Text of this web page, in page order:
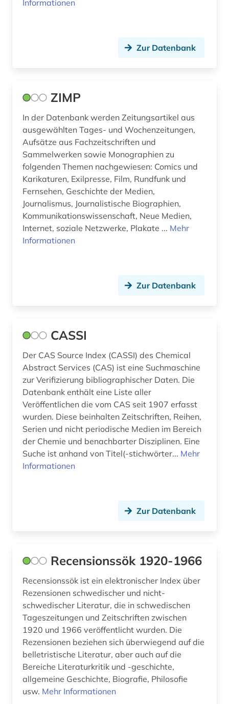
Informationen
Zur Datenbank
ZIMP
In der Datenbank werden Zeitungsartikel aus
ausgewählten Tages- und Wochenzeitungen,
Aufsätze aus Fachzeitschriften und
Sammelwerken sowie Monographien zu
folgenden Themen nachgewiesen: Comics und
Karikaturen, Exilpresse, Film, Rundfunk und
Fernsehen, Geschichte der Medien,
Journalismus, Journalistische Biographien,
Kommunikationswissenschaft, Neue Medien,
Internet, soziale Netzwerke, Plakate ... Mehr
Informationen
Zur Datenbank
CASSI
Der CAS Source Index (CASSI) des Chemical
Abstract Services (CAS) ist eine Suchmaschine
zur Verifizierung bibliographischer Daten. Die
Datenbank enthält eine Liste aller
Veröffentlichen die vom CAS seit 1907 erfasst
wurden. Diese beinhalten Zeitschriften, Reihen,
Serien und nicht periodische Medien im Bereich
der Chemie und benachbarter Disziplinen. Eine
Suche ist anhand von Titel(-stichwörter... Mehr
Informationen
Zur Datenbank
Recensionssök 1920-1966
Recensionssök ist ein elektronischer Index über
Rezensionen schwedischer und nicht-
schwedischer Literatur, die in schwedischen
Tageszeitungen und Zeitschriften zwischen
1920 und 1966 veröffentlicht wurden. Die
Rezensionen beziehen sich überwiegend auf die
belletristische Literatur, aber auch auf die
Bereiche Literaturkritik und -geschichte,
allgemeine Geschichte, Biografie, Philosofie
usw. Mehr Informationen